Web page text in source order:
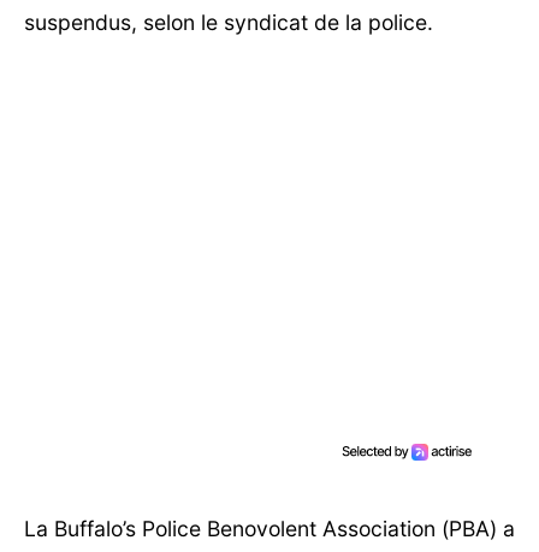
suspendus, selon le syndicat de la police.
La Buffalo’s Police Benovolent Association (PBA) a